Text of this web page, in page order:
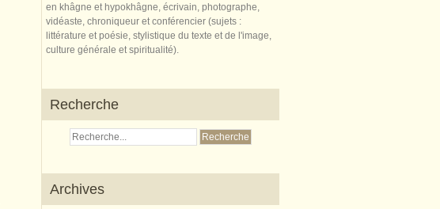
en khâgne et hypokhâgne, écrivain, photographe,
vidéaste, chroniqueur et conférencier (sujets :
littérature et poésie, stylistique du texte et de l'image,
culture générale et spiritualité).
Recherche
Archives